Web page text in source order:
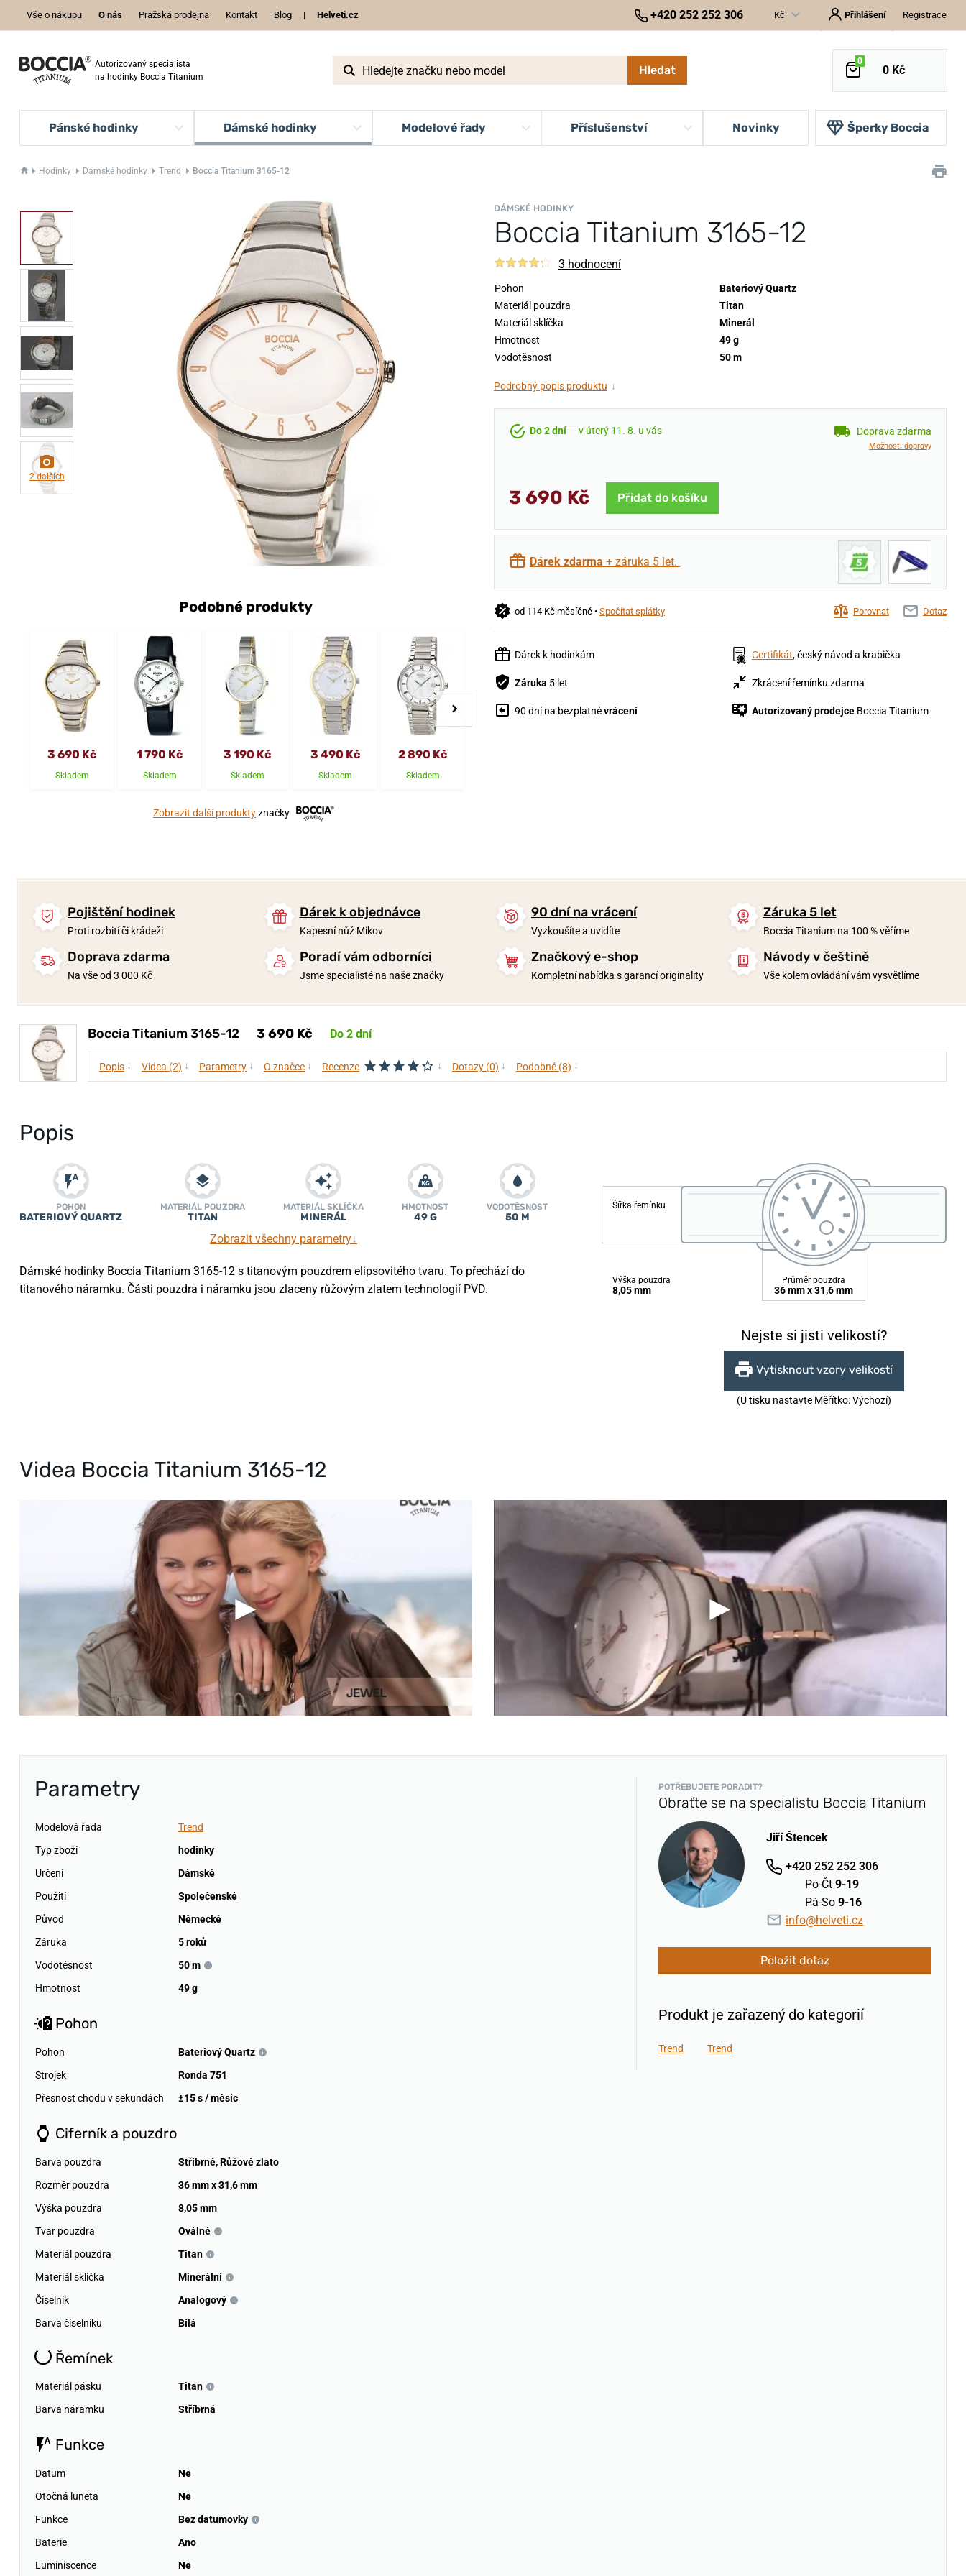
Vše o nákupu O nás Pražská prodejna Kontakt Blog | Helveti.cz +420 252 252 306 Kč Přihlášení Registrace
Autorizovaný specialista
na hodinky Boccia Titanium
Hledat
0
0 Kč
Pánské hodinky Dámské hodinky Modelové řady Příslušenství Novinky Šperky Boccia
Hodinky Dámské hodinky Trend Boccia Titanium 3165-12
DÁMSKÉ HODINKY
Boccia Titanium 3165-12
2 dalších
3 hodnocení
Pohon
Bateriový Quartz
Materiál pouzdra
Titan
Materiál sklíčka
Minerál
Hmotnost
49 g
Vodotěsnost
50 m
Podrobný popis produktu ↓
Do 2 dní— v úterý 11. 8. u vás Doprava zdarma
Možnosti dopravy
3 690 Kč Přidat do košíku
Dárek zdarma + záruka 5 let.
od 114 Kč měsíčně • Spočítat splátky Porovnat Dotaz
Dárek k hodinkám Certifikát, český návod a krabička
Záruka 5 let Zkrácení řemínku zdarma
90 dní na bezplatnévrácení Autorizovaný prodejce Boccia Titanium
Podobné produkty
3 690 Kč
Skladem
1 790 Kč
Skladem
3 190 Kč
Skladem
3 490 Kč
Skladem
2 890 Kč
Skladem
Zobrazit další produktyznačky
Pojištění hodinek
Proti rozbití či krádeži
Dárek k objednávce
Kapesní nůž Mikov
90 dní na vrácení
Vyzkoušíte a uvidíte
Záruka 5 let
Boccia Titanium na 100 % věříme
Doprava zdarma
Na vše od 3 000 Kč
Poradí vám odborníci
Jsme specialisté na naše značky
Značkový e-shop
Kompletní nabídka s garancí originality
Návody v češtině
Vše kolem ovládání vám vysvětlíme
Boccia Titanium 3165-12 3 690 Kč Do 2 dní
Popis ↓ Videa (2) ↓ Parametry ↓ O značce ↓ Recenze ↓ Dotazy (0) ↓ Podobné (8) ↓
Popis
POHON
BATERIOVÝ QUARTZ
MATERIÁL POUZDRA
TITAN
MATERIÁL SKLÍČKA
MINERÁL
HMOTNOST
49 G
VODOTĚSNOST
50 M
Zobrazit všechny parametry↓
Dámské hodinky Boccia Titanium 3165-12 s titanovým pouzdrem elipsovitého tvaru. To přechází do
titanového náramku. Části pouzdra i náramku jsou zlaceny růžovým zlatem technologií PVD.
Šířka řemínku
Výška pouzdra
8,05 mm
Průměr pouzdra
36 mm x 31,6 mm
Nejste si jisti velikostí?
Vytisknout vzory velikostí
(U tisku nastavte Měřítko: Výchozí)
Videa Boccia Titanium 3165-12
Parametry
Modelová řada
Trend
Typ zboží
hodinky
Určení
Dámské
Použití
Společenské
Původ
Německé
Záruka
5 roků
Vodotěsnost
50 m
Hmotnost
49 g
Pohon
Pohon
Bateriový Quartz
Strojek
Ronda 751
Přesnost chodu v sekundách
±15 s / měsíc
Ciferník a pouzdro
Barva pouzdra Stříbrné,Růžové zlato
Rozměr pouzdra
36 mm x 31,6 mm
Výška pouzdra
8,05 mm
Tvar pouzdra
Oválné
Materiál pouzdra
Titan
Materiál sklíčka
Minerální
Číselník
Analogový
Barva číselníku
Bílá
Řemínek
Materiál pásku
Titan
Barva náramku
Stříbrná
Funkce
Datum
Ne
Otočná luneta
Ne
Funkce
Bez datumovky
Baterie
Ano
Luminiscence
Ne
POTŘEBUJETE PORADIT?
Obraťte se na specialistu Boccia Titanium
Jiří Štencek
+420 252 252 306
Po-Čt 9-19
Pá-So 9-16
info@helveti.cz
Položit dotaz
Produkt je zařazený do kategorií
Trend Trend